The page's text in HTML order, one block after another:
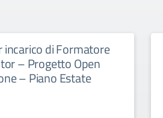
incarico di Formatore
– Progetto Open
– Piano Estate